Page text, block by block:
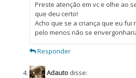
Preste atenção em vc e olhe ao
que deu certo!
Acho que se a criança que eu fui
pelo menos não se
Responder
Adauto disse: